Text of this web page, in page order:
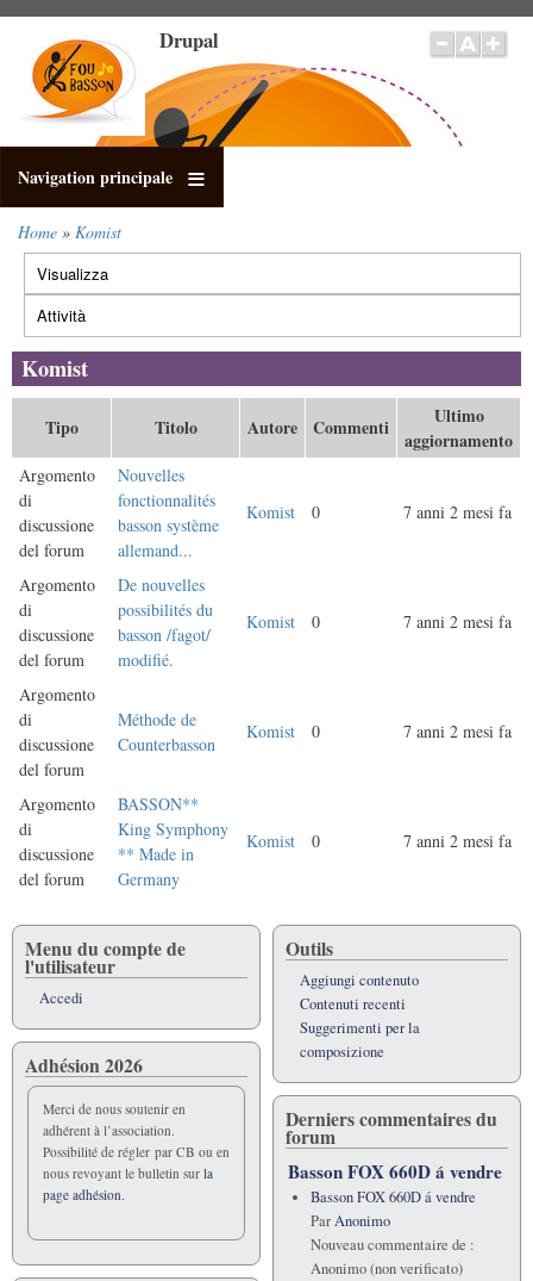
contenuto
principale
Drupal
Navigation principale
Briciole
di
pane
Home Komist
Schede
primarie
Visualizza
Attività
attiva)
Komist
Tipo Titolo Autore Commenti
Ultimo
aggiornamento
Argomento
di
discussione
del forum
Nouvelles
fonctionnalités
basson système
allemand...
Komist 0 7 anni 2 mesi fa
Argomento
di
discussione
del forum
De nouvelles
possibilités du
basson /fagot/
modifié.
Komist 0 7 anni 2 mesi fa
Argomento
di
discussione
del forum
Méthode de
Counterbasson
Komist 0 7 anni 2 mesi fa
Argomento
di
discussione
del forum
BASSON**
King Symphony
** Made in
Germany
Komist 0 7 anni 2 mesi fa
Menu du compte de
l'utilisateur
Accedi
Adhésion 2026
Merci de nous soutenir en
adhérent à l’association.
Possibilité de régler par CB ou en
nous revoyant le bulletin sur la
page adhésion.
Outils
Aggiungi contenuto
Contenuti recenti
Suggerimenti per la
composizione
Derniers commentaires du
forum
Basson FOX 660D á vendre
Basson FOX 660D á vendre
ParAnonimo
Nouveau commentaire de :
Anonimo (non verificato)